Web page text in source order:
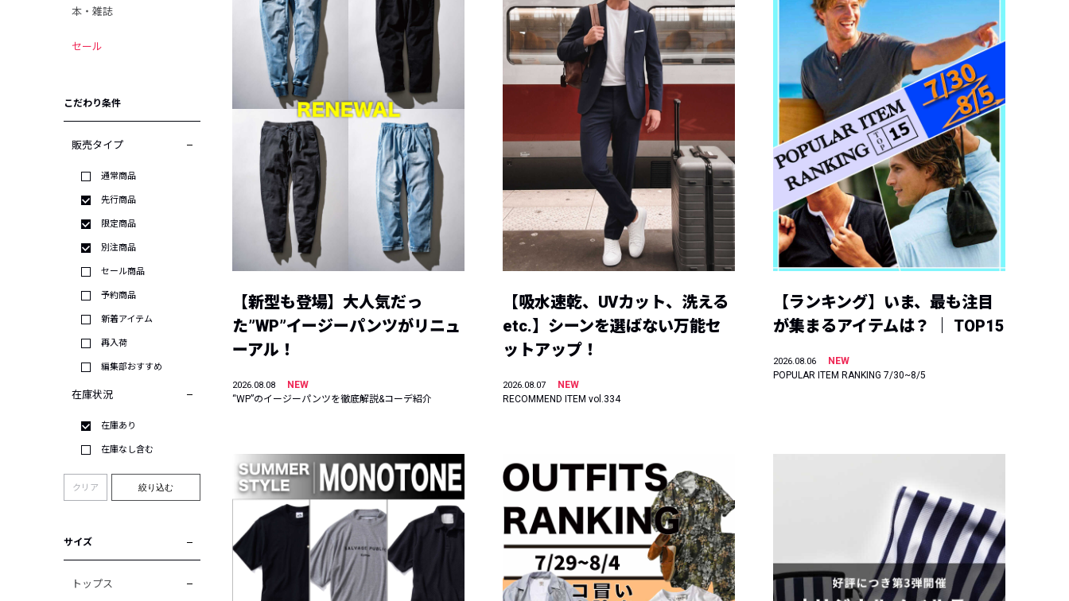
本・雑誌
セール
こだわり条件
販売タイプ
通常商品
先行商品
限定商品
別注商品
セール商品
予約商品
新着アイテム
再入荷
編集部おすすめ
在庫状況
在庫あり
在庫なし含む
クリア 絞り込む
サイズ
トップス
【新型も登場】大人気だっ
た”WP”イージーパンツがリニュ
ーアル！
2026.08.08
NEW
“WP”のイージーパンツを徹底解説&コーデ紹介
【吸水速乾、UVカット、洗える
etc.】シーンを選ばない万能セ
ットアップ！
2026.08.07
NEW
RECOMMEND ITEM vol.334
【ランキング】いま、最も注目
が集まるアイテムは？ ｜ TOP15
2026.08.06
NEW
POPULAR ITEM RANKING 7/30~8/5